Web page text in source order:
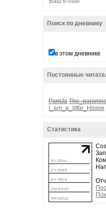
Поиск по дневнику
в этом дневнике
Постоянные
PantJa
I_am_a_little_Hippie
Статистика